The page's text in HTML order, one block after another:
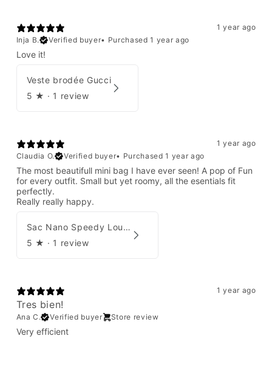
1 year ago
Inja B.
Verified buyer• Purchased 1 year ago
Love it!
Veste brodée Gucci
5 ★ · 1 review
1 year ago
Claudia O.
Verified buyer• Purchased 1 year ago
The most beautifull mini bag I have ever seen! A pop of Fun
for every outfit. Small but yet roomy, all the esentials fit
perfectly.
Really really happy.
Sac Nano Speedy Louis Vuitton X Yayoi Kusama
5 ★ · 1 review
1 year ago
Tres bien!
Ana C. Verified buyer Store review
Very efficient